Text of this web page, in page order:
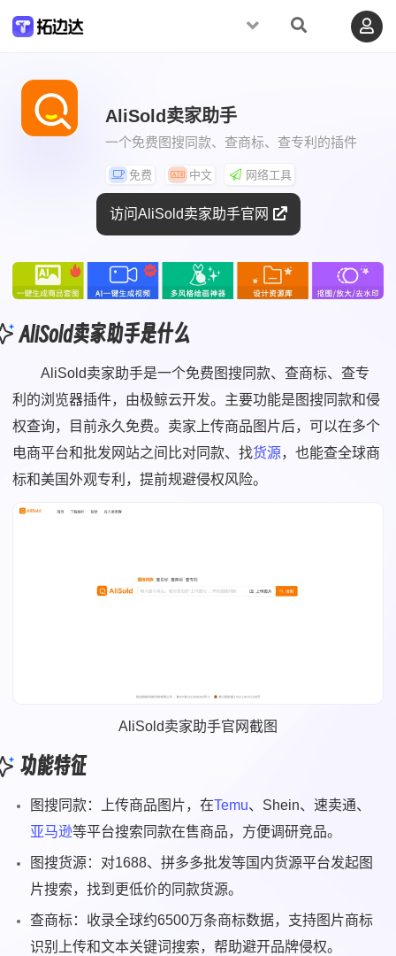
AliSold卖家助手
一个免费图搜同款、查商标、查专利的插件
免费 中文 网络工具
访问AliSold卖家助手官网
AliSold卖家助手是什么
AliSold卖家助手是一个免费图搜同款、查商标、查专
利的浏览器插件，由极鲸云开发。主要功能是图搜同款和侵
权查询，目前永久免费。卖家上传商品图片后，可以在多个
电商平台和批发网站之间比对同款、找货源，也能查全球商
标和美国外观专利，提前规避侵权风险。
AliSold卖家助手官网截图
功能特征
图搜同款：上传商品图片，在Temu、Shein、速卖通、
亚马逊等平台搜索同款在售商品，方便调研竞品。
图搜货源：对1688、拼多多批发等国内货源平台发起图
片搜索，找到更低价的同款货源。
查商标：收录全球约6500万条商标数据，支持图片商标
识别上传和文本关键词搜索，帮助避开品牌侵权。